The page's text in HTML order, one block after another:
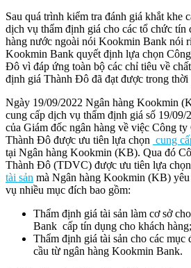
Sau quá trình kiểm tra đánh giá khắt khe
dịch vụ thẩm định giá cho các tổ chức tín
hàng nước ngoài nói Kookmin Bank nói
Kookmin Bank quyết định lựa chọn
Đô vì đáp ứng toàn bộ các chỉ tiêu về
định giá Thành Đô đã đạt được trong thời
Ngày 19/09/2022 Ngân hàng Kookmin
cung cấp dịch vụ thẩm định giá số 19/
của Giám đốc ngân hàng về việc Công
Thành Đô được ưu tiên lựa chọn cung
tại Ngân hàng Kookmin (KB). Qua đó
Thành Đô (TDVC) được ưu tiên lựa
tài sản mà Ngân hàng Kookmin (KB)
vụ nhiều mục đích bao gồm:
Thẩm định giá tài sản làm cơ sở
Bank cấp tín dụng cho khách hàng;
Thẩm định giá tài sản cho các mục
cầu từ ngân hàng Kookmin Bank.